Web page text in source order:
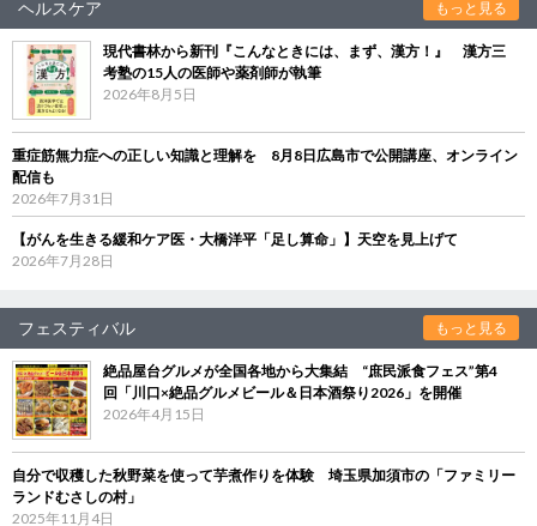
ヘルスケア もっと見る
現代書林から新刊『こんなときには、まず、漢方！』 漢方三
考塾の15人の医師や薬剤師が執筆
2026年8月5日
重症筋無力症への正しい知識と理解を 8月8日広島市で公開講座、オンライン
配信も
2026年7月31日
【がんを生きる緩和ケア医・大橋洋平「足し算命」】天空を見上げて
2026年7月28日
フェスティバル もっと見る
絶品屋台グルメが全国各地から大集結 “庶民派食フェス”第4
回「川口×絶品グルメビール＆日本酒祭り2026」を開催
2026年4月15日
自分で収穫した秋野菜を使って芋煮作りを体験 埼玉県加須市の「ファミリー
ランドむさしの村」
2025年11月4日